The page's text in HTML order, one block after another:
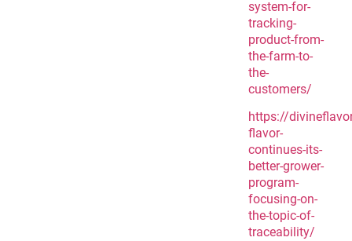
system-for-
tracking-
product-from-
the-farm-to-
the-
customers/
https://
flavor-
continues-its-
better-grower-
program-
focusing-on-
the-topic-of-
traceability/